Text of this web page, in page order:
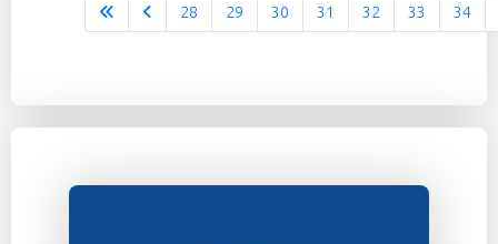
Stranica 36 od 37
28 29 30 31 32 33 34